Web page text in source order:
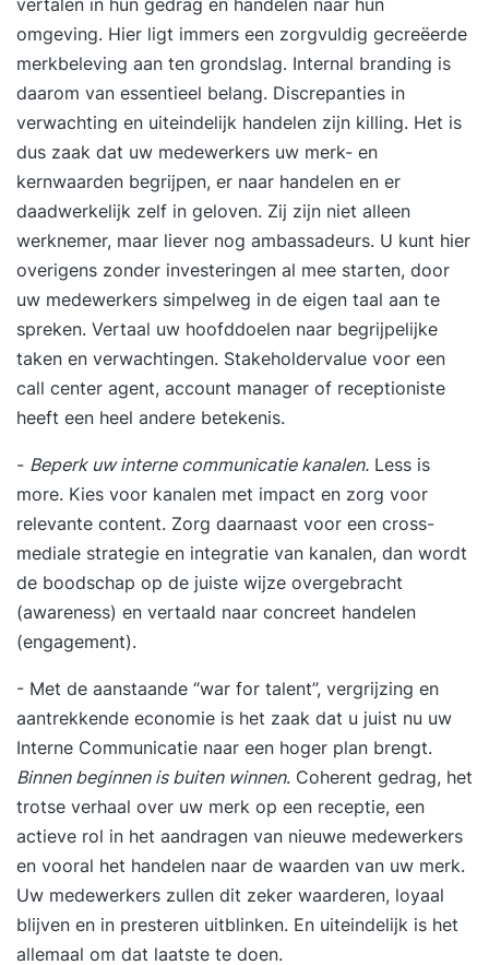
van audit-interviews, maar ook in het
dossieronderzoek en het verzamelen van
informatie uit computerbestanden. In onze
training worden onder andere project- &
keuringsplannen, bedrijfsrisico’s,
leveranciersbeoordelingen en het inkoopproces,
meetmiddelenbeheer, beheersing van
documenten en registraties, registraties van
afwijkingen, corrigerende/preventieve
maatregelen, opvolging van interne
auditresultaten en klantenklachten door u
geauditeerd. De volgende onderwerpen worden
behandeld: Audits en auditvragenlijsten; In dit
onderdeel wordt het auditeren gepositioneerd
rol van het management. De verschillende
soorten audits en de inzet van elk soort worden
behandeld. Ook komt de organisatie van een
audit aan bod en wordt de structuur en
toepassing van auditvragenlijsten behandeld.
Oefening kwalitatieve auditvragenlijst opstellen
Oefening auditplan opstellen met een juiste
audit-uitvoering. U wordt intensief getraind in
interviewtechnieken Valkuilen die de
samenwerking tussen de auditors en
geauditeerden kunnen verstoren Kritische
succesfactoren voor een goede auditrappotage
Rollenspel audit-uitvoering deel 2 en 3 Het
voeren van een geslaagde eindbespreking tussen
auditor en geauditeerden en het management
TRAINING IS INCLUSIEF GRATIS ONLINE
omgeving. Hier ligt immers een zorgvuldig gecreëerde
merkbeleving aan ten grondslag. Internal branding is
daarom van essentieel belang. Discrepanties in
verwachting en uiteindelijk handelen zijn killing. Het is
dus zaak dat uw medewerkers uw merk- en
kernwaarden begrijpen, er naar handelen en er
daadwerkelijk zelf in geloven. Zij zijn niet alleen
werknemer, maar liever nog ambassadeurs. U kunt hier
overigens zonder investeringen al mee starten, door
uw medewerkers simpelweg in de eigen taal aan te
spreken. Vertaal uw hoofddoelen naar begrijpelijke
taken en verwachtingen. Stakeholdervalue voor een
call center agent, account manager of receptioniste
heeft een heel andere betekenis.
- Beperk uw interne communicatie kanalen. Less is
more. Kies voor kanalen met impact en zorg voor
relevante content. Zorg daarnaast voor een cross-
mediale strategie en integratie van kanalen, dan wordt
de boodschap op de juiste wijze overgebracht
(awareness) en vertaald naar concreet handelen
(engagement).
- Met de aanstaande “war for talent”, vergrijzing en
aantrekkende economie is het zaak dat u juist nu uw
Interne Communicatie naar een hoger plan brengt.
Binnen beginnen is buiten winnen. Coherent gedrag, het
trotse verhaal over uw merk op een receptie, een
actieve rol in het aandragen van nieuwe medewerkers
en vooral het handelen naar de waarden van uw merk.
Uw medewerkers zullen dit zeker waarderen, loyaal
blijven en in presteren uitblinken. En uiteindelijk is het
allemaal om dat laatste te doen.